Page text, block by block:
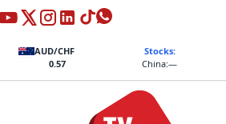
AUD/CHF
0.57
Stocks:
China:—